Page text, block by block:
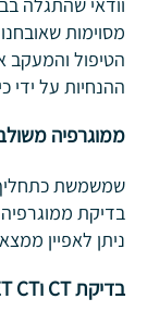
מסוימות
ההנחיות על ידי
ממוגרפיה
בדיקת ממוגרפיה
ניתן לאפיין
בדיקתCT וPET CT